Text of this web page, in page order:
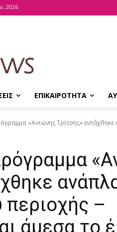
2026
ΕΠΙΚΑΙΡΟΤΗΤΑ
«Αντώνης Τρίτσης»
–
άμεσα το